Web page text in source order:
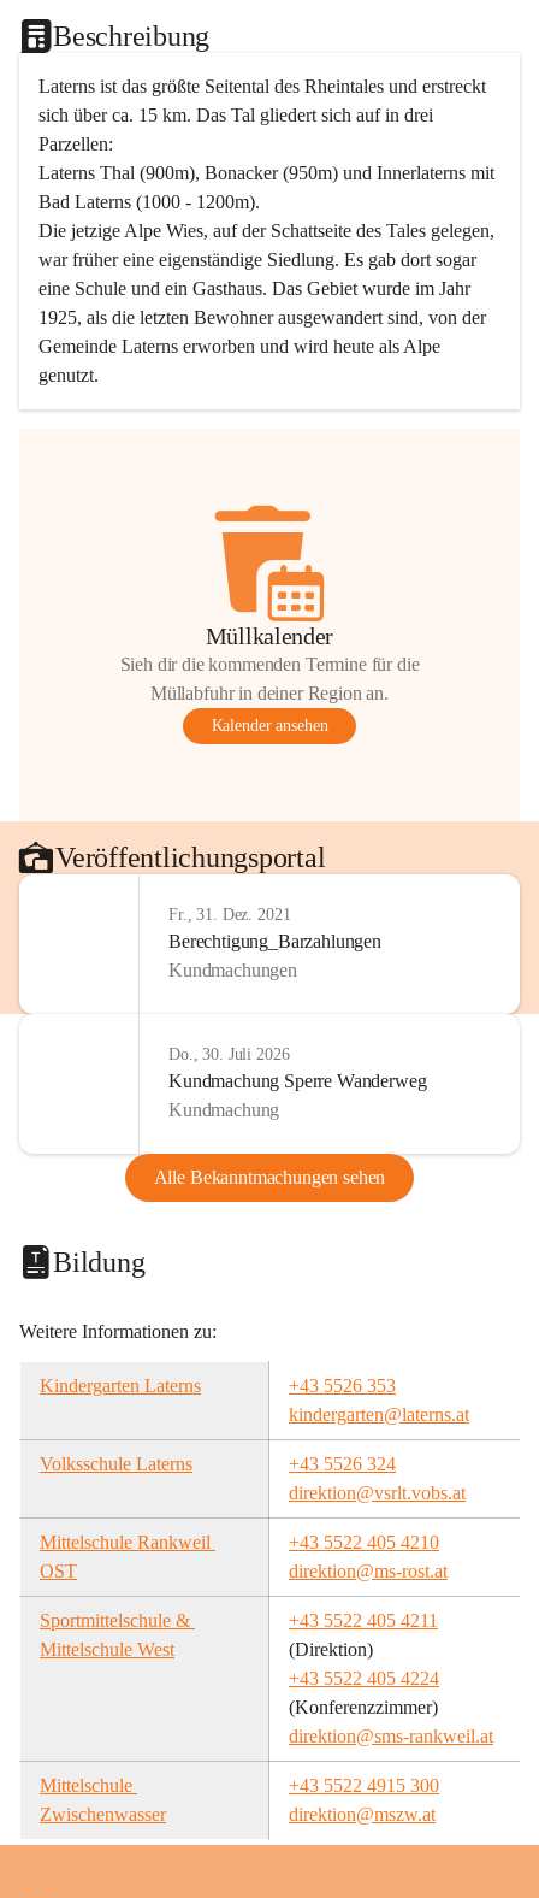
Beschreibung
Laterns ist das größte Seitental des Rheintales und erstreckt
sich über ca. 15 km. Das Tal gliedert sich auf in drei
Parzellen:
Laterns Thal (900m), Bonacker (950m) und Innerlaterns mit
Bad Laterns (1000 - 1200m).
Die jetzige Alpe Wies, auf der Schattseite des Tales gelegen,
war früher eine eigenständige Siedlung. Es gab dort sogar
eine Schule und ein Gasthaus. Das Gebiet wurde im Jahr
1925, als die letzten Bewohner ausgewandert sind, von der
Gemeinde Laterns erworben und wird heute als Alpe
genutzt.
Müllkalender
Sieh dir die kommenden Termine für die
Müllabfuhr in deiner Region an.
Kalender ansehen
Veröffentlichungsportal
Fr., 31. Dez. 2021
Berechtigung_Barzahlungen
Kundmachungen
Do., 30. Juli 2026
Kundmachung Sperre Wanderweg
Kundmachung
Alle Bekanntmachungen sehen
Bildung
Weitere Informationen zu:
Kindergarten Laterns
+43 5526 353
kindergarten@laterns.at
Volksschule Laterns
+43 5526 324
direktion@vsrlt.vobs.at
Mittelschule Rankweil
OST
+43 5522 405 4210
direktion@ms-rost.at
Sportmittelschule &
Mittelschule West
+43 5522 405 4211
(Direktion)
+43 5522 405 4224
(Konferenzzimmer)
direktion@sms-rankweil.at
Mittelschule
Zwischenwasser
+43 5522 4915 300
direktion@mszw.at